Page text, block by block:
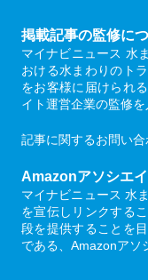
掲載記事の監修に
マイナビニュース 水
おける水まわりのト
をお客様に届けられ
イト運営企業の監修を
記事に関するお問い合
Amazonアソシエ
マイナビニュース 水
を宣伝しリンクする
段を提供することを
である、Amazonアソ